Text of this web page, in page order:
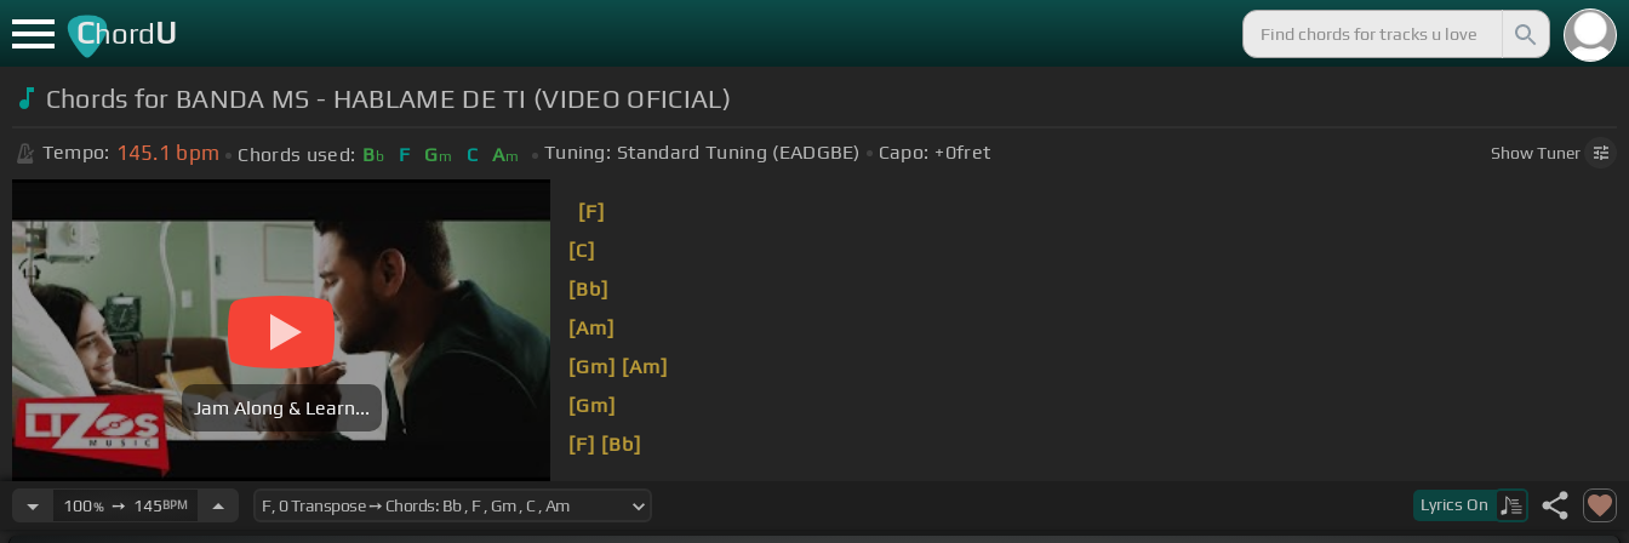
ChordU
Chords for BANDA MS - HABLAME DE TI (VIDEO OFICIAL)
Tempo: 145.1 bpm Chords used: Bb F Gm C Am Tuning: Standard Tuning (EADGBE) Capo: +0fret ShowTuner
Jam Along & Learn...
[F]
[C]
[Bb]
[Am]
[Gm] [Am]
[Gm]
[F] [Bb]
100%➙ 145BPM Lyrics On